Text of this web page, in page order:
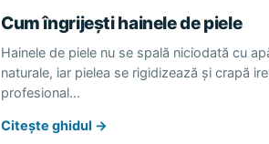
Cum îngrijești hainele de piele
Hainele de piele nu se spală niciodată cu
naturale, iar pielea se rigidizează și crapă
profesional…
Citește ghidul →